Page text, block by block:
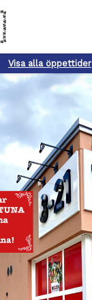
Visa alla öppettider